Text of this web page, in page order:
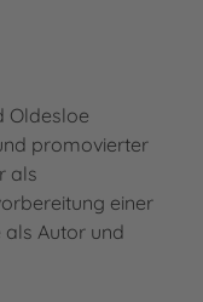
Oldesloe
promovierter
als
einer
Autor und